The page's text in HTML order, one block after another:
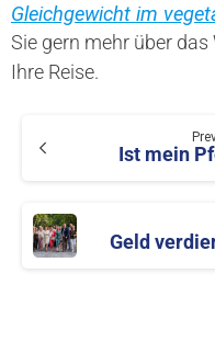
Gleichgewicht im
Sie gern mehr über
Ihre Reise.
Ist mein
Der
genau wissen